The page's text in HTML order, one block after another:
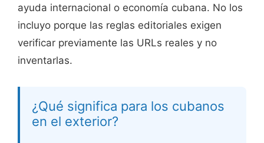
ayuda internacional o economía cubana. No los
incluyo porque las reglas editoriales exigen
verificar previamente las URLs reales y no
inventarlas.
¿Qué significa para los cubanos
en el exterior?